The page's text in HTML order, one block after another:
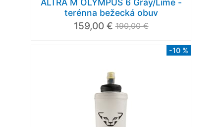
ALTRA M OLYMPUS 6 Gray/Lime -
terénna bežecká obuv
159,00 € 190,00 €
-10 %